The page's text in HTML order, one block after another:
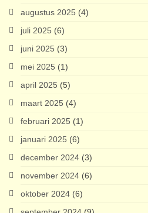
augustus 2025 (4)
juli 2025 (6)
juni 2025 (3)
mei 2025 (1)
april 2025 (5)
maart 2025 (4)
februari 2025 (1)
januari 2025 (6)
december 2024 (3)
november 2024 (6)
oktober 2024 (6)